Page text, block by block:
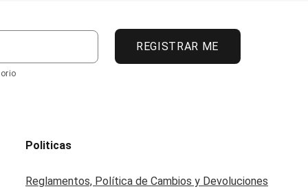
REGISTRAR ME
Politicas
Reglamentos, Política de Cambios y Devoluciones